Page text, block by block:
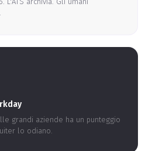
grandi aziende ha un punteggio
lo odiano.